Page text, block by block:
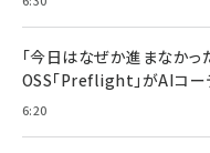
「今日はなぜか進まなかっ
OSS「Preflight」がAIコー
6:20